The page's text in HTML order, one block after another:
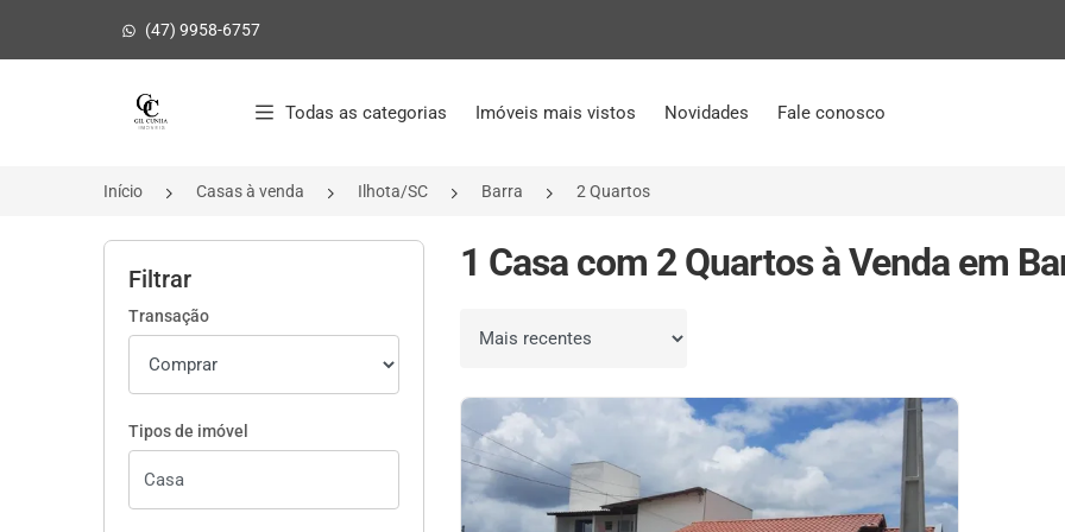
(47) 9958-6757
Página inicial
Todas as categorias Imóveis mais vistos Novidades Fale conosco
Início Casas à venda Ilhota/SC Barra 2 Quartos
Filtrar
Transação
Tipos de imóvel
1 Casa com 2 Quartos à Venda em
Ordenar por